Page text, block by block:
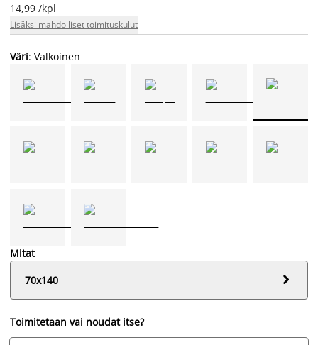
14,99 /kpl
Lisäksi mahdolliset toimituskulut
Väri: Valkoinen
Mitat
70x140

Toimitetaan vai noudat itse?